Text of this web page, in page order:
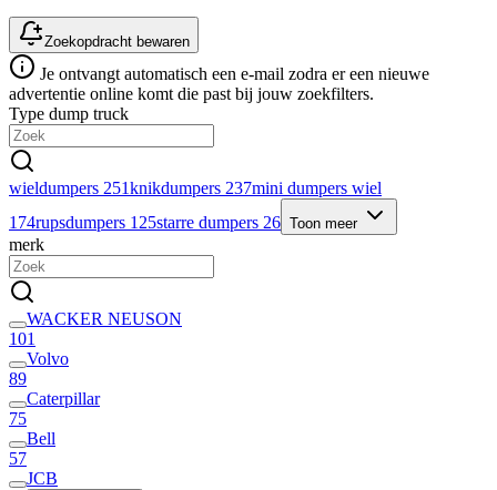
Zoekopdracht bewaren
Je ontvangt automatisch een e-mail zodra er een nieuwe
advertentie online komt die past bij jouw zoekfilters.
Type dump truck
wieldumpers 251knikdumpers 237mini dumpers wiel
174rupsdumpers 125starre dumpers 26 Toon meer
merk
WACKER NEUSON
101
Volvo
89
Caterpillar
75
Bell
57
JCB